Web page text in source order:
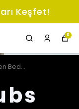
Keşfet!
0
Online Scrubs Alırken Beden Seçimi Nasıl Yapılır?